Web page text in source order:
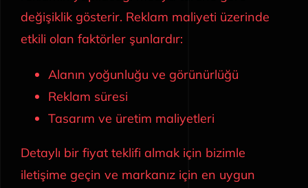
değişiklik gösterir. Reklam maliyeti üzerinde
etkili olan faktörler şunlardır:
Alanın yoğunluğu ve görünürlüğü
Reklam süresi
Tasarım ve üretim maliyetleri
Detaylı bir fiyat teklifi almak için bizimle
iletişime geçin ve markanız için en uygun